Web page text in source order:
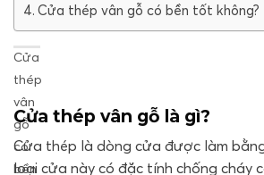
Cửa thép vân gỗ có bền tốt không?
Cửa
thép
vân
gỗ
có
bền
Cửa thép vân gỗ là gì?
Cửa thép là dòng cửa được làm
loại cửa này có đặc tính chống cháy